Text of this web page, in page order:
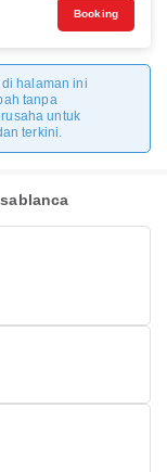
Booking
halaman ini
tanpa
untuk
terkini.